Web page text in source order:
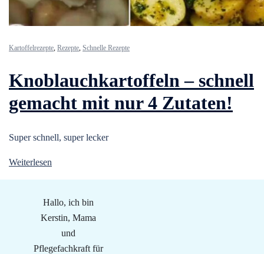
Kartoffelrezepte, Rezepte, Schnelle Rezepte
Knoblauchkartoffeln – schnell
gemacht mit nur 4 Zutaten!
Super schnell, super lecker
Weiterlesen
Hallo, ich bin
Kerstin, Mama
und
Pflegefachkraft für